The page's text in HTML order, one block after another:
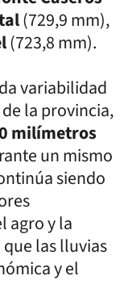
(729,9 mm),
(723,8 mm).
variabilidad
la provincia,
milímetros
un mismo
siendo
agro y la
las lluvias
y el